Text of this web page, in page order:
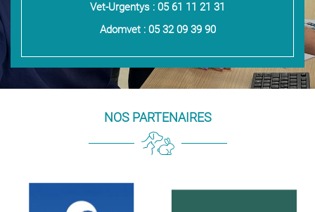
Vet-Urgentys : 05 61 11 21 31
Adomvet : 05 32 09 39 90
NOS PARTENAIRES